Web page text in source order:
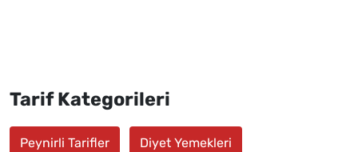
Tarif Kategorileri
Peynirli Tarifler Diyet Yemekleri